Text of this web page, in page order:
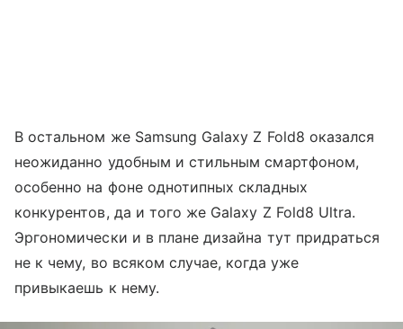
В остальном же Samsung Galaxy Z Fold8 оказался
неожиданно удобным и стильным смартфоном,
особенно на фоне однотипных складных
конкурентов, да и того же Galaxy Z Fold8 Ultra.
Эргономически и в плане дизайна тут придраться
не к чему, во всяком случае, когда уже
привыкаешь к нему.